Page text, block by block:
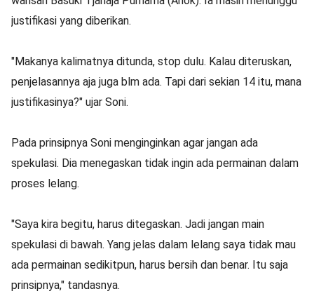
justifikasi yang diberikan.
"Makanya kalimatnya ditunda, stop dulu. Kalau diteruskan,
penjelasannya aja juga blm ada. Tapi dari sekian 14 itu, mana
justifikasinya?" ujar Soni.
Pada prinsipnya Soni menginginkan agar jangan ada
spekulasi. Dia menegaskan tidak ingin ada permainan dalam
proses lelang.
"Saya kira begitu, harus ditegaskan. Jadi jangan main
spekulasi di bawah. Yang jelas dalam lelang saya tidak mau
ada permainan sedikitpun, harus bersih dan benar. Itu saja
prinsipnya," tandasnya.